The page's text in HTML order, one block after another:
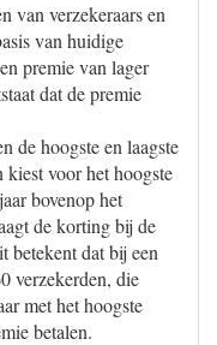
van verzekeraars en
van huidige
premie van lager
dat de premie
de hoogste en laagste
voor het hoogste
bovenop het
de korting bij de
betekent dat bij een
verzekerden, die
met het hoogste
betalen.